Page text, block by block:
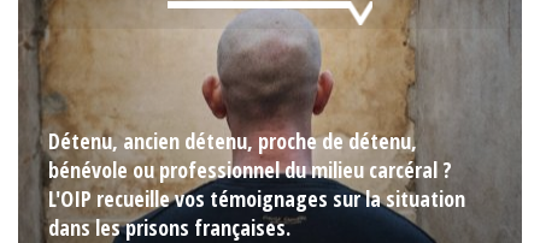
Détenu, ancien détenu, proche de détenu,
bénévole ou professionnel du milieu carcéral ?
L'OIP recueille vos témoignages sur la situation
dans les prisons françaises.